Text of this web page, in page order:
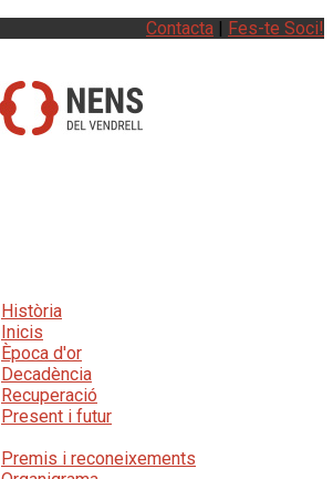
Contacta | Fes-te Soci!
Història
Inicis
Època d'or
Decadència
Recuperació
Present i futur
Premis i reconeixements